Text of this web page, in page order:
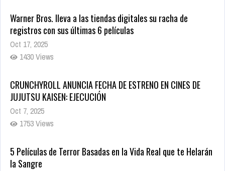
Warner Bros. lleva a las tiendas digitales su racha de
registros con sus últimas 6 películas
Oct 17, 2025
1430 Views
CRUNCHYROLL ANUNCIA FECHA DE ESTRENO EN CINES DE
JUJUTSU KAISEN: EJECUCIÓN
Oct 7, 2025
1753 Views
5 Películas de Terror Basadas en la Vida Real que te Helarán
la Sangre